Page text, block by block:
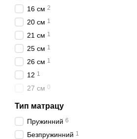
16 см 2
20 см 1
21 см 1
25 см 1
26 см 1
12 1
27 см 0
Тип матрацу
Пружинний 6
Безпружинний 1